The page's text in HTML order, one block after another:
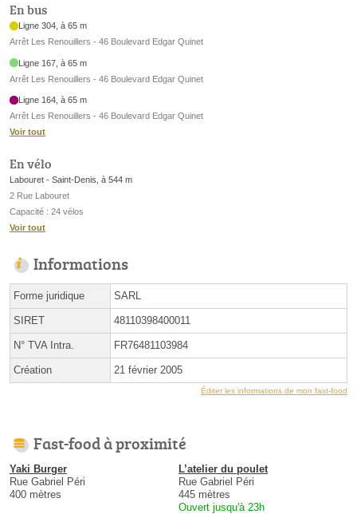
En bus
Ligne 304, à 65 m
Arrêt Les Renouillers - 46 Boulevard Edgar Quinet
Ligne 167, à 65 m
Arrêt Les Renouillers - 46 Boulevard Edgar Quinet
Ligne 164, à 65 m
Arrêt Les Renouillers - 46 Boulevard Edgar Quinet
Voir tout
En vélo
Labouret - Saint-Denis, à 544 m
2 Rue Labouret
Capacité : 24 vélos
Voir tout
Informations
Forme juridique SARL
SIRET 48110398400011
N° TVA Intra. FR76481103984
Création 21 février 2005
Éditer les informations de mon fast-food
Fast-food à proximité
Yaki Burger
Rue Gabriel Péri
400 mètres
L’atelier du poulet
Rue Gabriel Péri
445 mètres
Ouvert jusqu'à 23h